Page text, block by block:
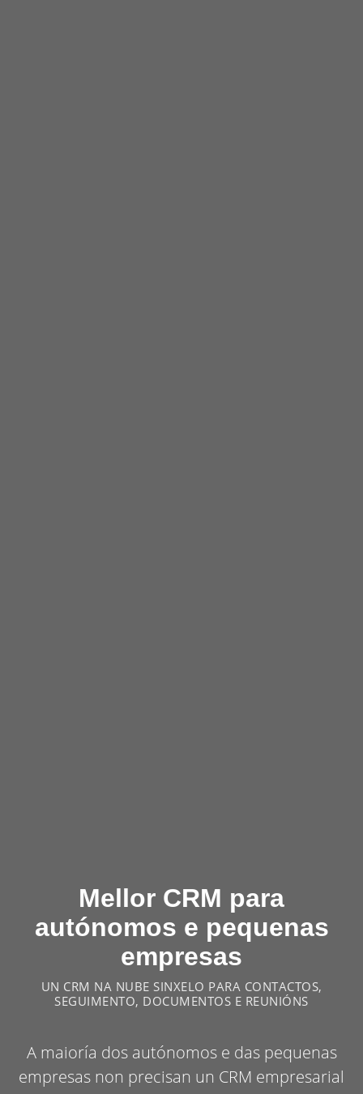
Mellor CRM para
autónomos e pequenas
empresas
UN CRM NA NUBE SINXELO PARA CONTACTOS,
SEGUIMENTO, DOCUMENTOS E REUNIÓNS
A maioría dos autónomos e das pequenas
empresas non precisan un CRM empresarial